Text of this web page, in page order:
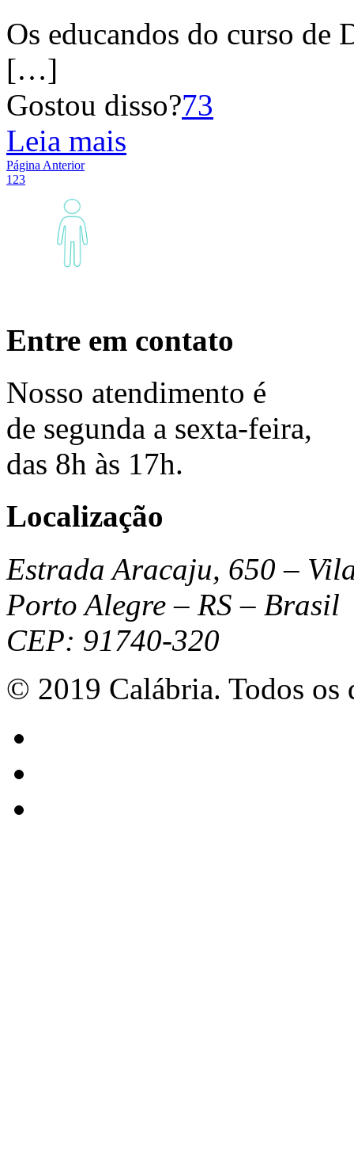
Os educandos do curso
[…]
Gostou disso?73
Leia mais
Página Anterior
1 23
Entre em contato
Nosso atendimento é
de segunda a sexta-feira,
das 8h às 17h.
Localização
Estrada Aracaju, 650 –
Porto Alegre – RS – Brasil
CEP: 91740-320
© 2019 Calábria. Todos os